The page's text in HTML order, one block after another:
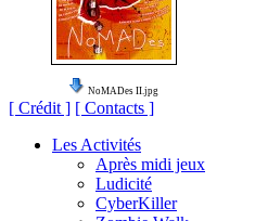
NoMADes II.jpg
[ Crédit ] [ Contacts ]
Les Activités
Après midi jeux
Ludicité
CyberKiller